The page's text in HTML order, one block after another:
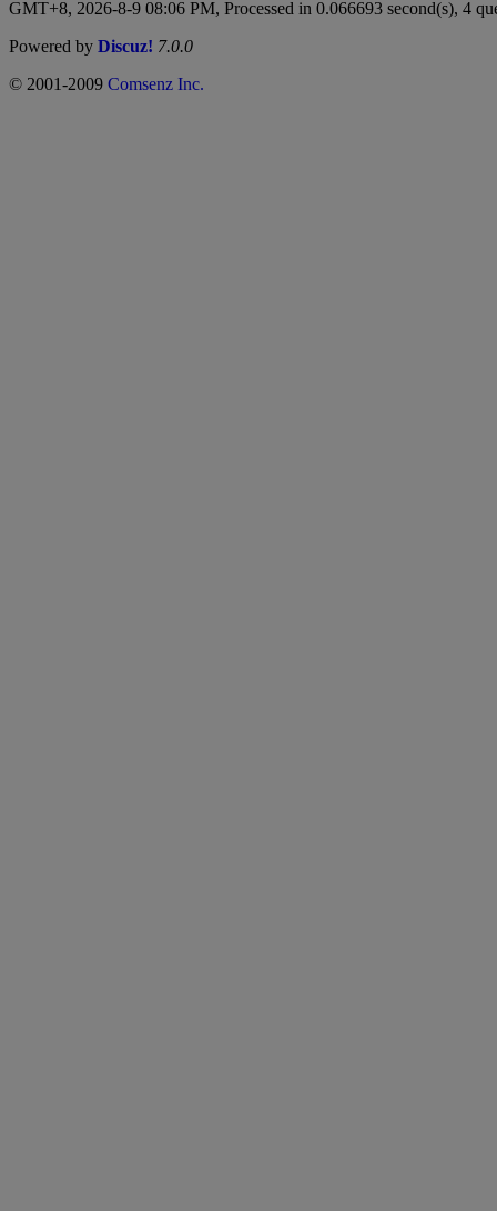
GMT+8, 2026-8-9 08:06 PM, Processed in 0.066693 second(s), 4
Powered by Discuz! 7.0.0
© 2001-2009 Comsenz Inc.